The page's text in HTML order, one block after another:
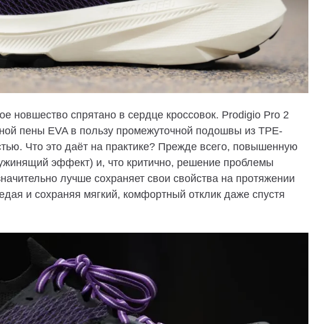
новшество спрятано в сердце кроссовок. Prodigio Pro 2
пены EVA в пользу промежуточной подошвы из TPE-
Что это даёт на практике? Прежде всего, повышенную
эффект) и, что критично, решение проблемы
лучше сохраняет свои свойства на протяжении
и сохраняя мягкий, комфортный отклик даже спустя